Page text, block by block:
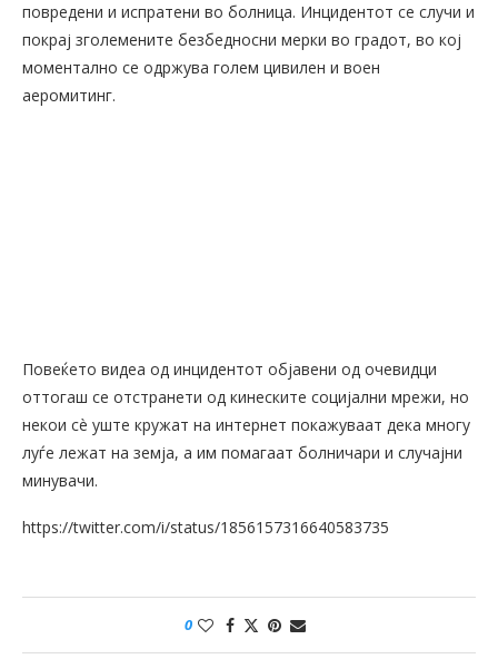
повредени и испратени во болница. Инцидентот се случи и
покрај зголемените безбедносни мерки во градот, во кој
моментално се одржува голем цивилен и воен
аеромитинг.
Повеќето видеа од инцидентот објавени од очевидци
оттогаш се отстранети од кинеските социјални мрежи, но
некои сè уште кружат на интернет покажуваат дека многу
луѓе лежат на земја, а им помагаат болничари и случајни
минувачи.
https://twitter.com/i/status/1856157316640583735
0